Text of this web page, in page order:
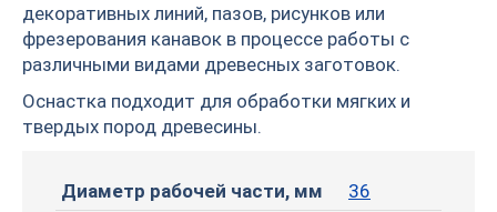
декоративных линий, пазов, рисунков или
фрезерования канавок в процессе работы с
различными видами древесных заготовок.
Оснастка подходит для обработки мягких и
твердых пород древесины.
Диаметр рабочей части, мм
36